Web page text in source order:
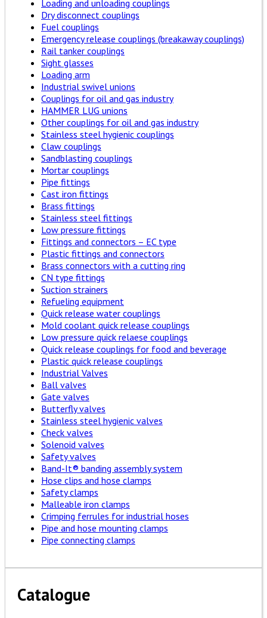
Loading and unloading couplings
Dry disconnect couplings
Fuel couplings
Emergency release couplings (breakaway couplings)
Rail tanker couplings
Sight glasses
Loading arm
Industrial swivel unions
Couplings for oil and gas industry
HAMMER LUG unions
Other couplings for oil and gas industry
Stainless steel hygienic couplings
Claw couplings
Sandblasting couplings
Mortar couplings
Pipe fittings
Cast iron fittings
Brass fittings
Stainless steel fittings
Low pressure fittings
Fittings and connectors – EC type
Plastic fittings and connectors
Brass connectors with a cutting ring
CN type fittings
Suction strainers
Refueling equipment
Quick release water couplings
Mold coolant quick release couplings
Low pressure quick relaese couplings
Quick release couplings for food and beverage
Plastic quick release couplings
Industrial Valves
Ball valves
Gate valves
Butterfly valves
Stainless steel hygienic valves
Check valves
Solenoid valves
Safety valves
Band-It® banding assembly system
Hose clips and hose clamps
Safety clamps
Malleable iron clamps
Crimping ferrules for industrial hoses
Pipe and hose mounting clamps
Pipe connecting clamps
Catalogue